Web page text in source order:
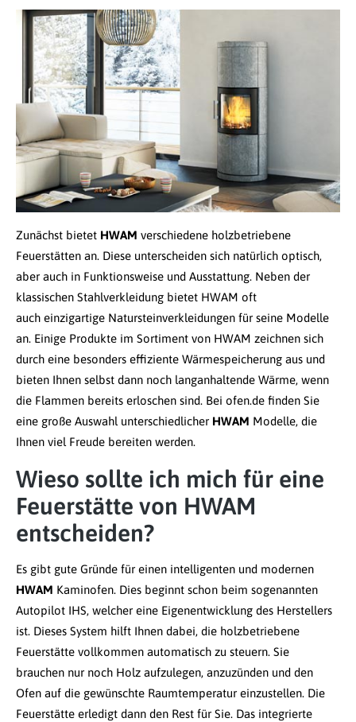
Zunächst bietet HWAM verschiedene holzbetriebene
Feuerstätten an. Diese unterscheiden sich natürlich optisch,
aber auch in Funktionsweise und Ausstattung. Neben der
klassischen Stahlverkleidung bietet HWAM oft
auch einzigartige Natursteinverkleidungen für seine Modelle
an. Einige Produkte im Sortiment von HWAM zeichnen sich
durch eine besonders effiziente Wärmespeicherung aus und
bieten Ihnen selbst dann noch langanhaltende Wärme, wenn
die Flammen bereits erloschen sind. Bei ofen.de finden Sie
eine große Auswahl unterschiedlicher HWAM Modelle, die
Ihnen viel Freude bereiten werden.
Wieso sollte ich mich für eine
Feuerstätte von HWAM
entscheiden?
Es gibt gute Gründe für einen intelligenten und modernen
HWAM Kaminofen. Dies beginnt schon beim sogenannten
Autopilot IHS, welcher eine Eigenentwicklung des Herstellers
ist. Dieses System hilft Ihnen dabei, die holzbetriebene
Feuerstätte vollkommen automatisch zu steuern. Sie
brauchen nur noch Holz aufzulegen, anzuzünden und den
Ofen auf die gewünschte Raumtemperatur einzustellen. Die
Feuerstätte erledigt dann den Rest für Sie. Das integrierte